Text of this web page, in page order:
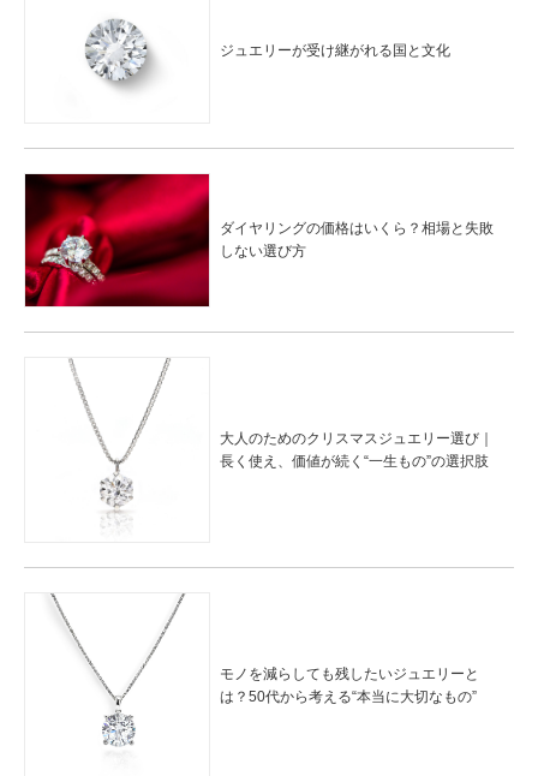
ジュエリーが受け継がれる国と文化
ダイヤリングの価格はいくら？相場と失敗
しない選び方
大人のためのクリスマスジュエリー選び｜
長く使え、価値が続く“一生もの”の選択肢
モノを減らしても残したいジュエリーと
は？50代から考える“本当に大切なもの”